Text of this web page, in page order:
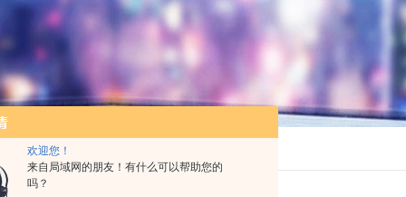
欢迎您！
来自局域网的朋友！有什么可以帮助您的
吗？